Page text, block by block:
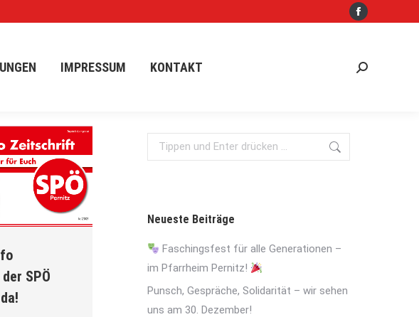
Facebook
in
IMPRESSUM KONTAKT Search:
SPÖ
Search:
Neueste Beiträge
Faschingsfest für alle Generationen –
im Pfarrheim Pernitz!
Punsch, Gespräche, Solidarität – wir sehen
uns am 30. Dezember!
IMPRESSUM KONTAKT